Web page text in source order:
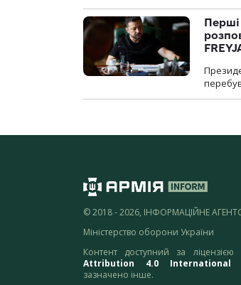
Перші
© 2018 - 2026, ІНФОРМАЦІЙНЕ
Міністерство оборони України
Контент доступний за ліцензією
Attribution 4.0 International
зазначено інше.